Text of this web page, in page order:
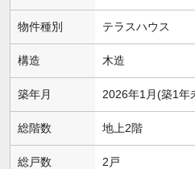
物件種別 テラスハウス
構造 木造
築年月 2026年1月(築1年
総階数 地上2階
総戸数 2戸